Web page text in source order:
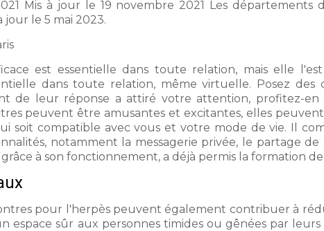
Mis à jour le 19 novembre 2021 Les départements
jour le 5 mai 2023.
est essentielle dans toute relation, mais elle
dans toute relation, même virtuelle. Posez
de leur réponse a attiré votre attention, profitez-
peuvent être amusantes et excitantes, elles
soit compatible avec vous et votre mode de vie. Il
notamment la messagerie privée, le partage
à son fonctionnement, a déjà permis la formation
pour l'herpès peuvent également contribuer à
espace sûr aux personnes timides ou gênées par